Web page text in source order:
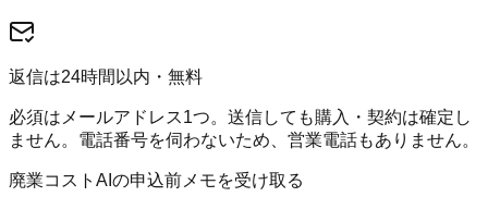
返信は24時間以内・無料
必須はメールアドレス1つ。送信しても購入・契約は確定し
ません。電話番号を伺わないため、営業電話もありません。
廃業コストAIの申込前メモを受け取る